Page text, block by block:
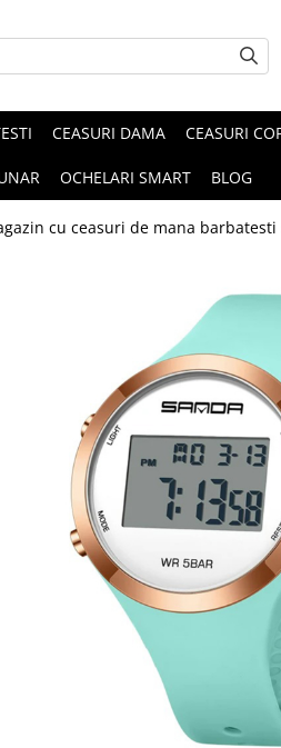
CEASURI DAMA CEASURI
OCHELARI SMART BLOG
cu ceasuri de mana